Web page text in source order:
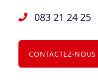
083 21 24 25
CONTACTEZ-NOUS